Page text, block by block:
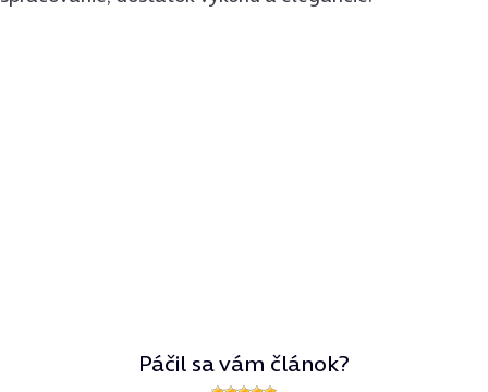
Páčil sa vám článok?